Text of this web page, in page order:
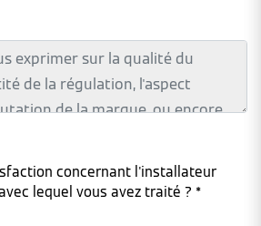
concernant l'installateur
lequel vous avez traité ? *